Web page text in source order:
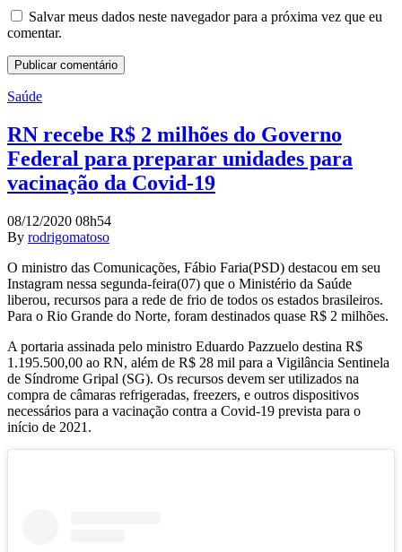
Salvar meus dados neste navegador para a próxima vez que eu
comentar.
Saúde
RN recebe R$ 2 milhões do Governo
Federal para preparar unidades para
vacinação da Covid-19
08/12/2020 08h54
By rodrigomatoso
O ministro das Comunicações, Fábio Faria(PSD) destacou em seu
Instagram nessa segunda-feira(07) que o Ministério da Saúde
liberou, recursos para a rede de frio de todos os estados brasileiros.
Para o Rio Grande do Norte, foram destinados quase R$ 2 milhões.
A portaria assinada pelo ministro Eduardo Pazzuelo destina R$
1.195.500,00 ao RN, além de R$ 28 mil para a Vigilância Sentinela
de Síndrome Gripal (SG). Os recursos devem ser utilizados na
compra de câmaras refrigeradas, freezers, e outros dispositivos
necessários para a vacinação contra a Covid-19 prevista para o
início de 2021.